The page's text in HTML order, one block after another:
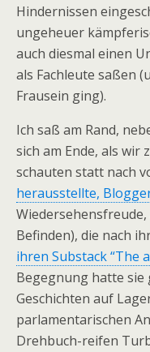
Hindernissen
ungeheuer
auch diesmal einen
als Fachleute saßen
Frausein ging).
Ich saß am Rand,
sich am Ende, als wir
schauten statt nach
herausstellte,
Befinden), die nach
ihren Substack “The
Begegnung hatte sie
Geschichten auf
parlamentarischen
Drehbuch-reifen